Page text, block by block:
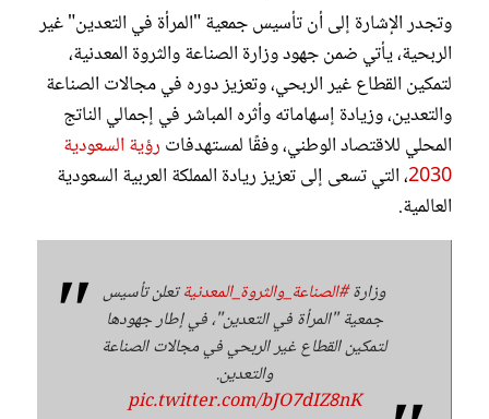
وتجدر الإشارة إلى أن تأسيس جمعية "المرأة في التعدين" غير
الربحية، يأتي ضمن جهود وزارة الصناعة والثروة المعدنية،
لتمكين القطاع غير الربحي، وتعزيز دوره في مجالات الصناعة
والتعدين، وزيادة إسهاماته وأثره المباشر في إجمالي الناتج
المحلي للاقتصاد الوطني، وفقًا لمستهدفات رؤية السعودية
2030، التي تسعى إلى تعزيز ريادة المملكة العربية السعودية
العالمية.
وزارة#الصناعة_والثروة_المعدنيةتعلن تأسيس
جمعية "المرأة في التعدين"، في إطار جهودها
لتمكين القطاع غير الربحي في مجالات الصناعة
والتعدين.
pic.twitter.com/bJO7dIZ8nK